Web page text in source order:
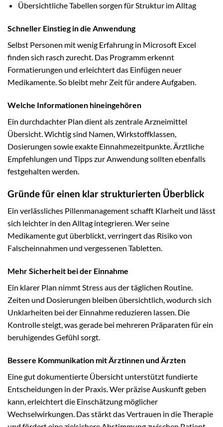
Übersichtliche Tabellen sorgen für Struktur im Alltag
Schneller Einstieg in die Anwendung
Selbst Personen mit wenig Erfahrung in Microsoft Excel
finden sich rasch zurecht. Das Programm erkennt
Formatierungen und erleichtert das Einfügen neuer
Medikamente. So bleibt mehr Zeit für andere Aufgaben.
Welche Informationen hineingehören
Ein durchdachter Plan dient als zentrale Arzneimittel
Übersicht. Wichtig sind Namen, Wirkstoffklassen,
Dosierungen sowie exakte Einnahmezeitpunkte. Ärztliche
Empfehlungen und Tipps zur Anwendung sollten ebenfalls
festgehalten werden.
Gründe für einen klar strukturierten Überblick
Ein verlässliches Pillenmanagement schafft Klarheit und lässt
sich leichter in den Alltag integrieren. Wer seine
Medikamente gut überblickt, verringert das Risiko von
Falscheinnahmen und vergessenen Tabletten.
Mehr Sicherheit bei der Einnahme
Ein klarer Plan nimmt Stress aus der täglichen Routine.
Zeiten und Dosierungen bleiben übersichtlich, wodurch sich
Unklarheiten bei der Einnahme reduzieren lassen. Die
Kontrolle steigt, was gerade bei mehreren Präparaten für ein
beruhigendes Gefühl sorgt.
Bessere Kommunikation mit Ärztinnen und Ärzten
Eine gut dokumentierte Übersicht unterstützt fundierte
Entscheidungen in der Praxis. Wer präzise Auskunft geben
kann, erleichtert die Einschätzung möglicher
Wechselwirkungen. Das stärkt das Vertrauen in die Therapie